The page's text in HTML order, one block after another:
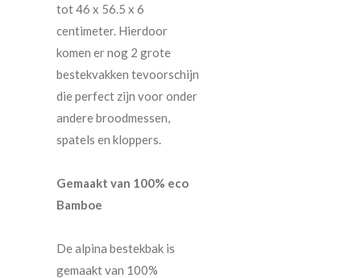
tot 46 x 56.5 x 6
centimeter. Hierdoor
komen er nog 2 grote
bestekvakken tevoorschijn
die perfect zijn voor onder
andere broodmessen,
spatels en kloppers.
Gemaakt van 100% eco
Bamboe
De alpina bestekbak is
gemaakt van 100%